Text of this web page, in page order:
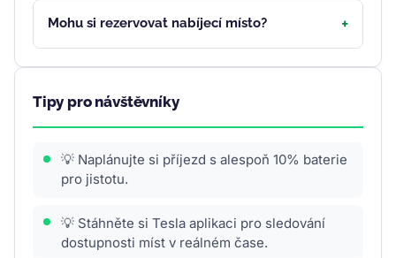
Mohu si rezervovat nabíjecí místo?
Tipy pro návštěvníky
💡 Naplánujte si příjezd s alespoň 10% baterie
pro jistotu.
💡 Stáhněte si Tesla aplikaci pro sledování
dostupnosti míst v reálném čase.